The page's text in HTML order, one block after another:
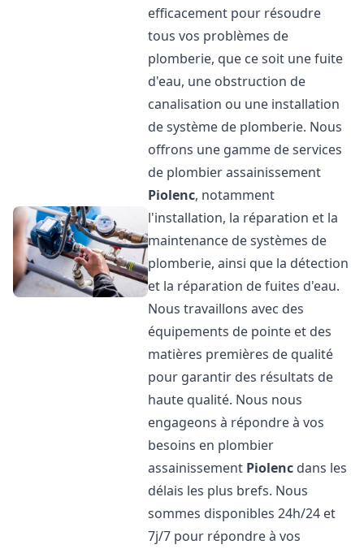
efficacement pour résoudre
tous vos problèmes de
plomberie, que ce soit une fuite
d'eau, une obstruction de
canalisation ou une installation
de système de plomberie. Nous
offrons une gamme de services
de plombier assainissement
Piolenc, notamment
l'installation, la réparation et la
maintenance de systèmes de
plomberie, ainsi que la détection
et la réparation de fuites d'eau.
Nous travaillons avec des
équipements de pointe et des
matières premières de qualité
pour garantir des résultats de
haute qualité. Nous nous
engageons à répondre à vos
besoins en plombier
assainissement Piolenc dans les
délais les plus brefs. Nous
sommes disponibles 24h/24 et
7j/7 pour répondre à vos